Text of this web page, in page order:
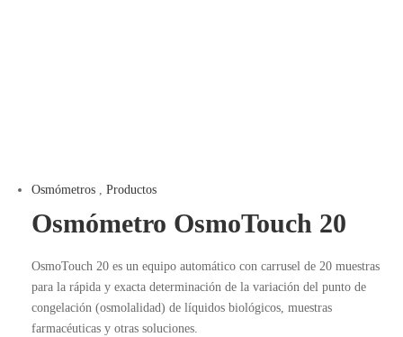
Osmómetros, Productos
Osmómetro OsmoTouch 20
OsmoTouch 20 es un equipo automático con carrusel de 20 muestras
para la rápida y exacta determinación de la variación del punto de
congelación (osmolalidad) de líquidos biológicos, muestras
farmacéuticas y otras soluciones.